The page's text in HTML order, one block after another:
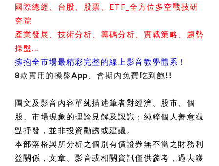
國際總經、台股、股票、ETF_全方位多空戰技研
究院
產業發展、技術分析、籌碼分析、實戰策略、趨勢
操盤...
擁抱全市場最精彩完整的線上影音教學體系！
8款實用的操盤App、會期內免費吃到飽!!
圖文及影音內容單純描述筆者對經濟、股市、個
股、市場現象的理論見解及認識；純粹個人善意觀
點抒發，並非投資勸誘或建議。
本部落格與所分析之個別有價證券無不當之財務利
益關係，文章、影音或相關資訊僅供參考，過去獲